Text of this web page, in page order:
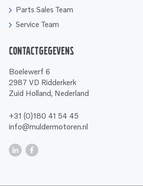
Parts Sales Team
Service Team
Contactgegevens
Boelewerf 6
2987 VD Ridderkerk
Zuid Holland, Nederland
+31 (0)180 41 54 45
info@muldermotoren.nl